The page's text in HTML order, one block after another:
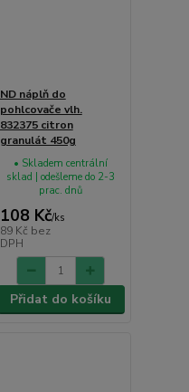
ND náplň do
pohlcovače vlh.
832375 citron
granulát 450g
108 Kč/ks
89 Kč bez
DPH
• Skladem centrální
sklad | odešleme do 2-3
prac. dnů
Přidat do košíku